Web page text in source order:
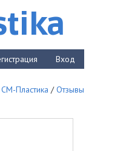
Вход
СМ-Пластика /Отзывы